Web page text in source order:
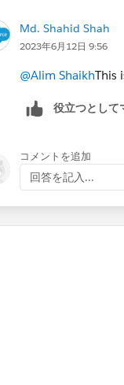
Md. Shahid Shah
2023年6月12日 9:56
@Alim ShaikhThis
役立つとして
コメントを追加
回答を記入...